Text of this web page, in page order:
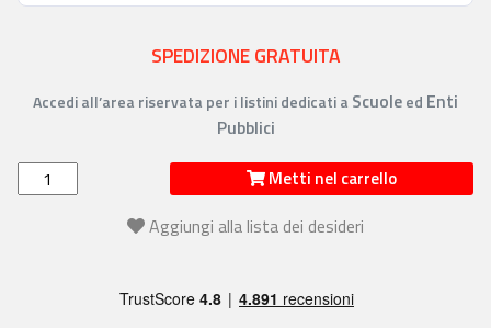
SPEDIZIONE GRATUITA
Accedi all’area riservata per i listini dedicati a Scuoleed Enti
Pubblici
Metti nel carrello
Aggiungi alla lista dei desideri